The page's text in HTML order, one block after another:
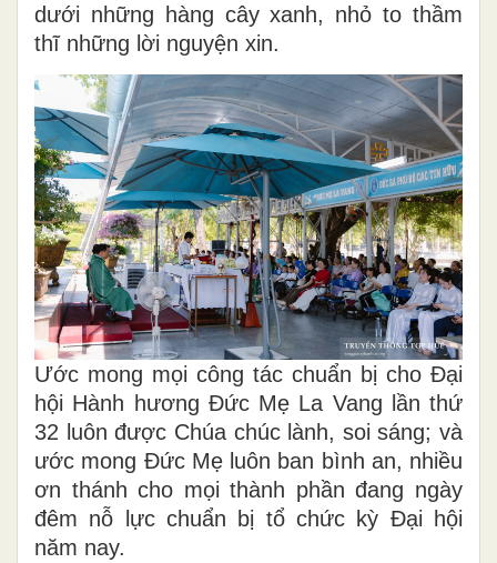
dưới những hàng cây xanh, nhỏ to thầm
thĩ những lời nguyện xin.
Ước mong mọi công tác chuẩn bị cho Đại
hội Hành hương Đức Mẹ La Vang lần thứ
32 luôn được Chúa chúc lành, soi sáng; và
ước mong Đức Mẹ luôn ban bình an, nhiều
ơn thánh cho mọi thành phần đang ngày
đêm nỗ lực chuẩn bị tổ chức kỳ Đại hội
năm nay.